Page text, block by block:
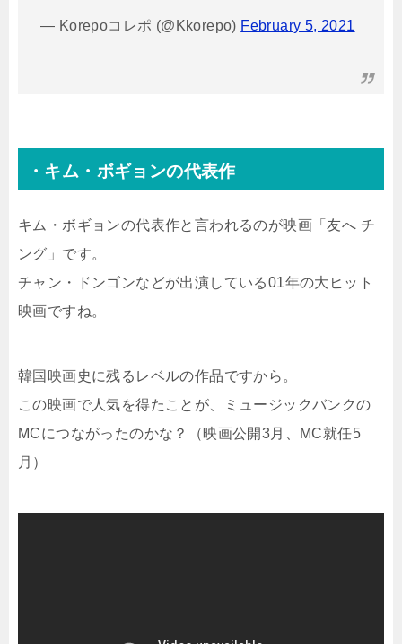
— Korepoコレポ (@Kkorepo) February 5, 2021
・キム・ボギョンの代表作
キム・ボギョンの代表作と言われるのが映画「友へ チ
ング」です。
チャン・ドンゴンなどが出演している01年の大ヒット
映画ですね。
韓国映画史に残るレベルの作品ですから。
この映画で人気を得たことが、ミュージックバンクの
MCにつながったのかな？（映画公開3月、MC就任5
月）